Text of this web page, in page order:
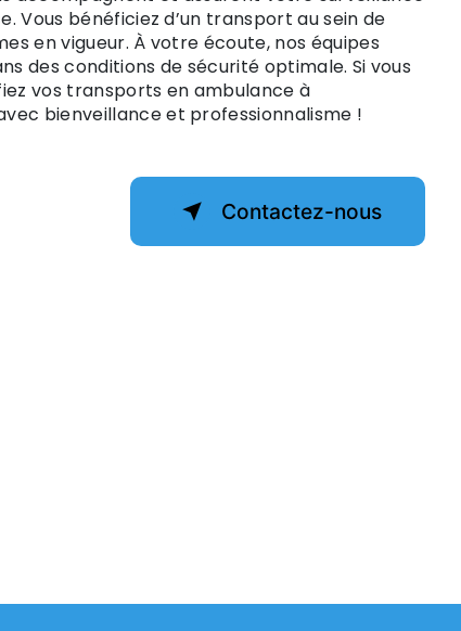
Vous bénéficiez d’un transport au sein de
en vigueur. À votre écoute, nos équipes
des conditions de sécurité optimale. Si vous
vos transports en ambulance à
bienveillance et professionnalisme !
Contactez-nous